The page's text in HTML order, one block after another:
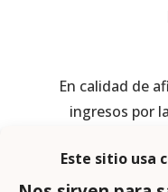
En calidad de
ingresos por